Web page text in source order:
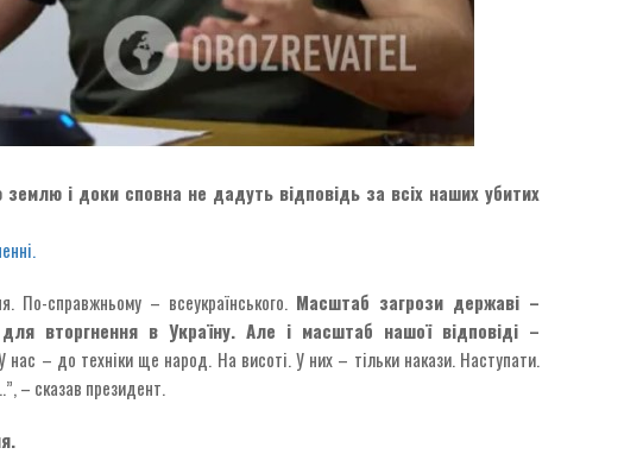
і доки сповна не дадуть відповідь за всіх наших убитих
По-справжньому – всеукраїнського. Масштаб загрози державі –
вторгнення в Україну. Але і масштаб нашої відповіді –
нас – до техніки ще народ. На висоті. У них – тільки накази. Наступати.
– сказав президент.